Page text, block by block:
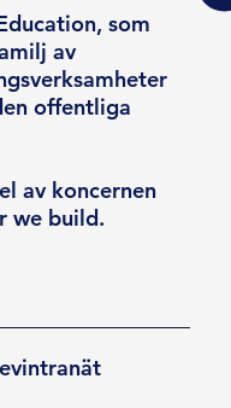
som
av
offentliga
av koncernen
we build.